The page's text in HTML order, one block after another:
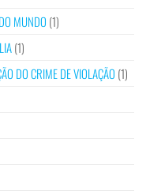
MUNDO (1)
(1)
DO CRIME DE VIOLAÇÃO (1)